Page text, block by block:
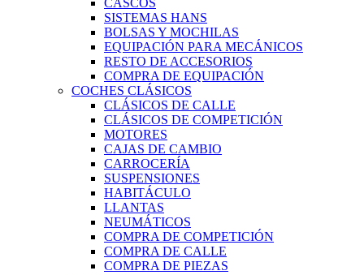
CASCOS
SISTEMAS HANS
BOLSAS Y MOCHILAS
EQUIPACIÓN PARA MECÁNICOS
RESTO DE ACCESORIOS
COMPRA DE EQUIPACIÓN
COCHES CLÁSICOS
CLÁSICOS DE CALLE
CLÁSICOS DE COMPETICIÓN
MOTORES
CAJAS DE CAMBIO
CARROCERÍA
SUSPENSIONES
HABITÁCULO
LLANTAS
NEUMÁTICOS
COMPRA DE COMPETICIÓN
COMPRA DE CALLE
COMPRA DE PIEZAS